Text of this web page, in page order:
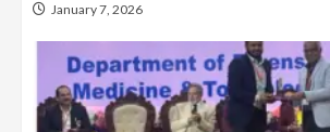
January 7, 2026